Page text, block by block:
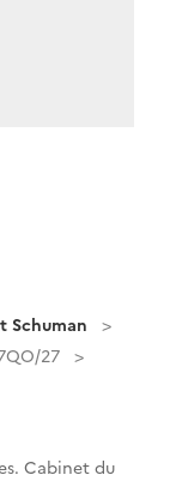
Schuman
27
Cabinet du